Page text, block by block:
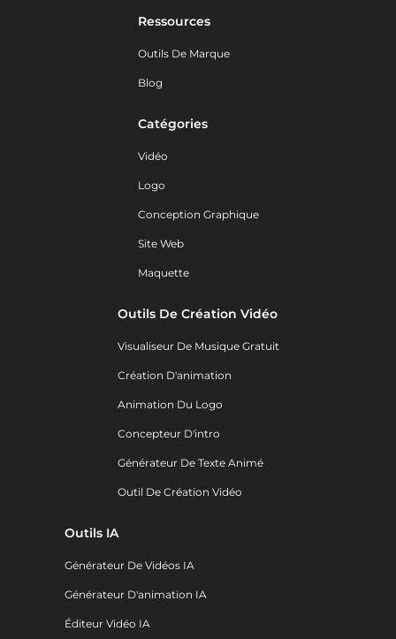
Ressources
Outils De Marque
Blog
Catégories
Vidéo
Logo
Conception Graphique
Site Web
Maquette
Outils De Création Vidéo
Visualiseur De Musique Gratuit
Création D'animation
Animation Du Logo
Concepteur D'intro
Générateur De Texte Animé
Outil De Création Vidéo
Outils IA
Générateur De Vidéos IA
Générateur D'animation IA
Éditeur Vidéo IA